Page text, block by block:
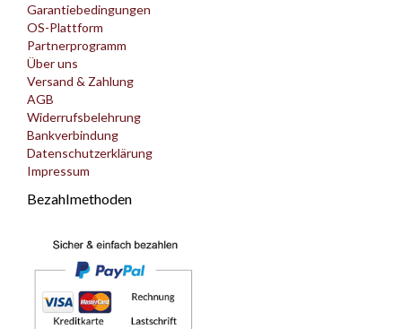
Garantiebedingungen
OS-Plattform
Partnerprogramm
Über uns
Versand & Zahlung
AGB
Widerrufsbelehrung
Bankverbindung
Datenschutzerklärung
Impressum
Bezahlmethoden